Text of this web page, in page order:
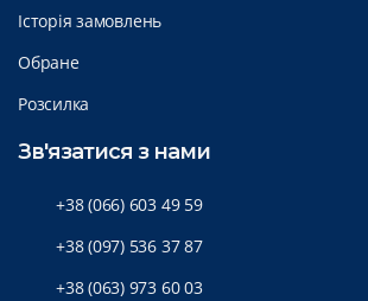
Історія замовлень
Обране
Розсилка
Зв'язатися з нами
+38 (066) 603 49 59
+38 (097) 536 37 87
+38 (063) 973 60 03